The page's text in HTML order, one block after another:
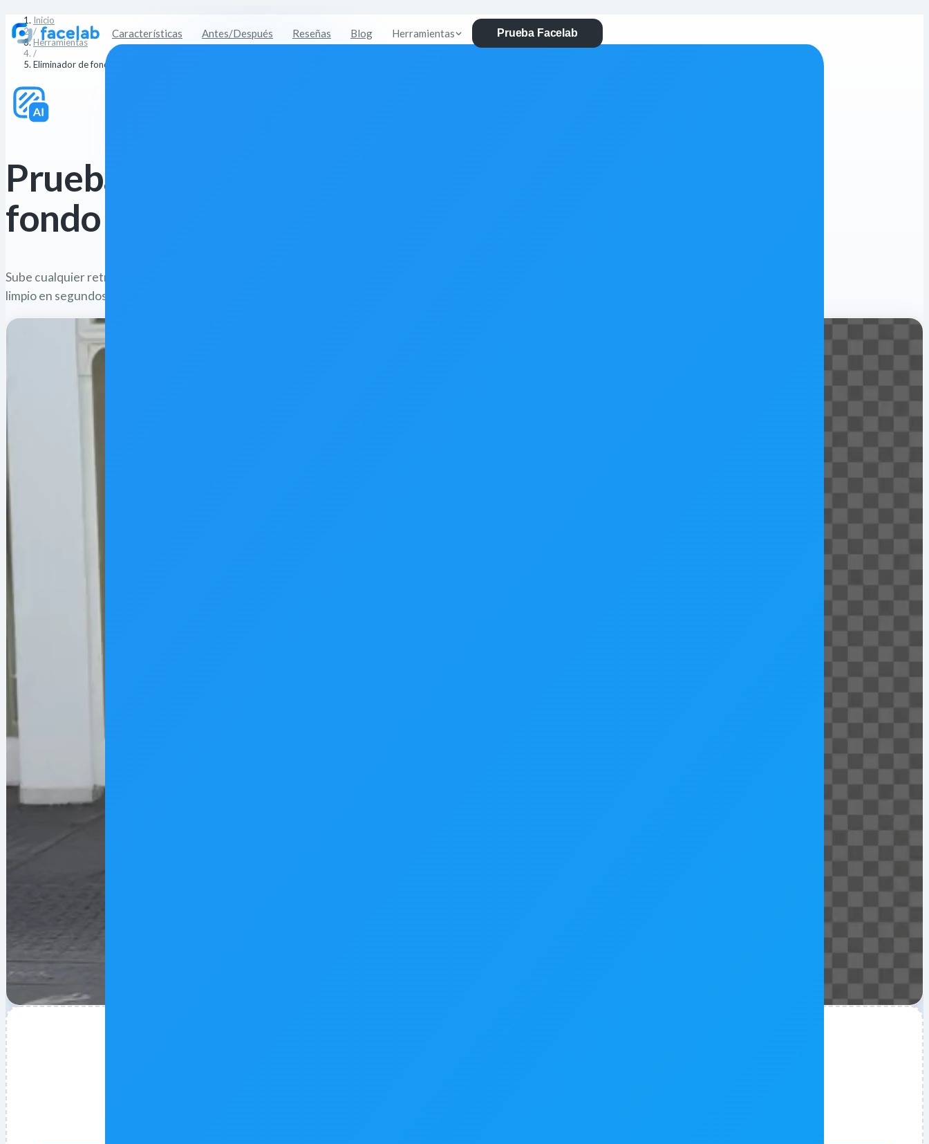
Características Antes/Después Reseñas Blog Herramientas Prueba Facelab
Inicio
/
Herramientas
/
Eliminador de fondo
Prueba gratis el eliminador de
fondo con IA de Facelab
Sube cualquier retrato o foto de producto y obtén un fondo transparente y
limpio en segundos. Impulsado por Facelab AI — sin habilidades de diseño.